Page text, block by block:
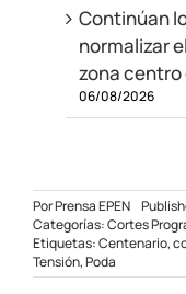
Continúan
normalizar
zona
06/08/2026
PorPrensa EPEN
Categorías:Cortes
Etiquetas:Centenario,
Tensión,Poda